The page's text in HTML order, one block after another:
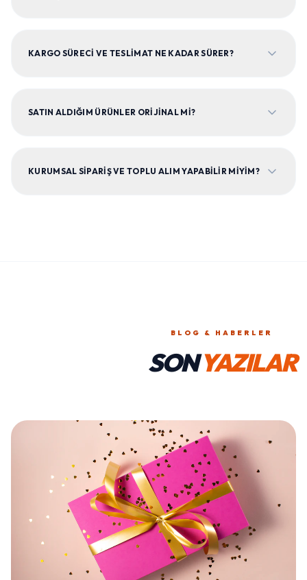
KARGO SÜRECI VE TESLIMAT NE KADAR SÜRER?
SATIN ALDIĞIM ÜRÜNLER ORIJINAL MI?
KURUMSAL SIPARIŞ VE TOPLU ALIM YAPABILIR MIYIM?
BLOG & HABERLER
SONYAZILAR